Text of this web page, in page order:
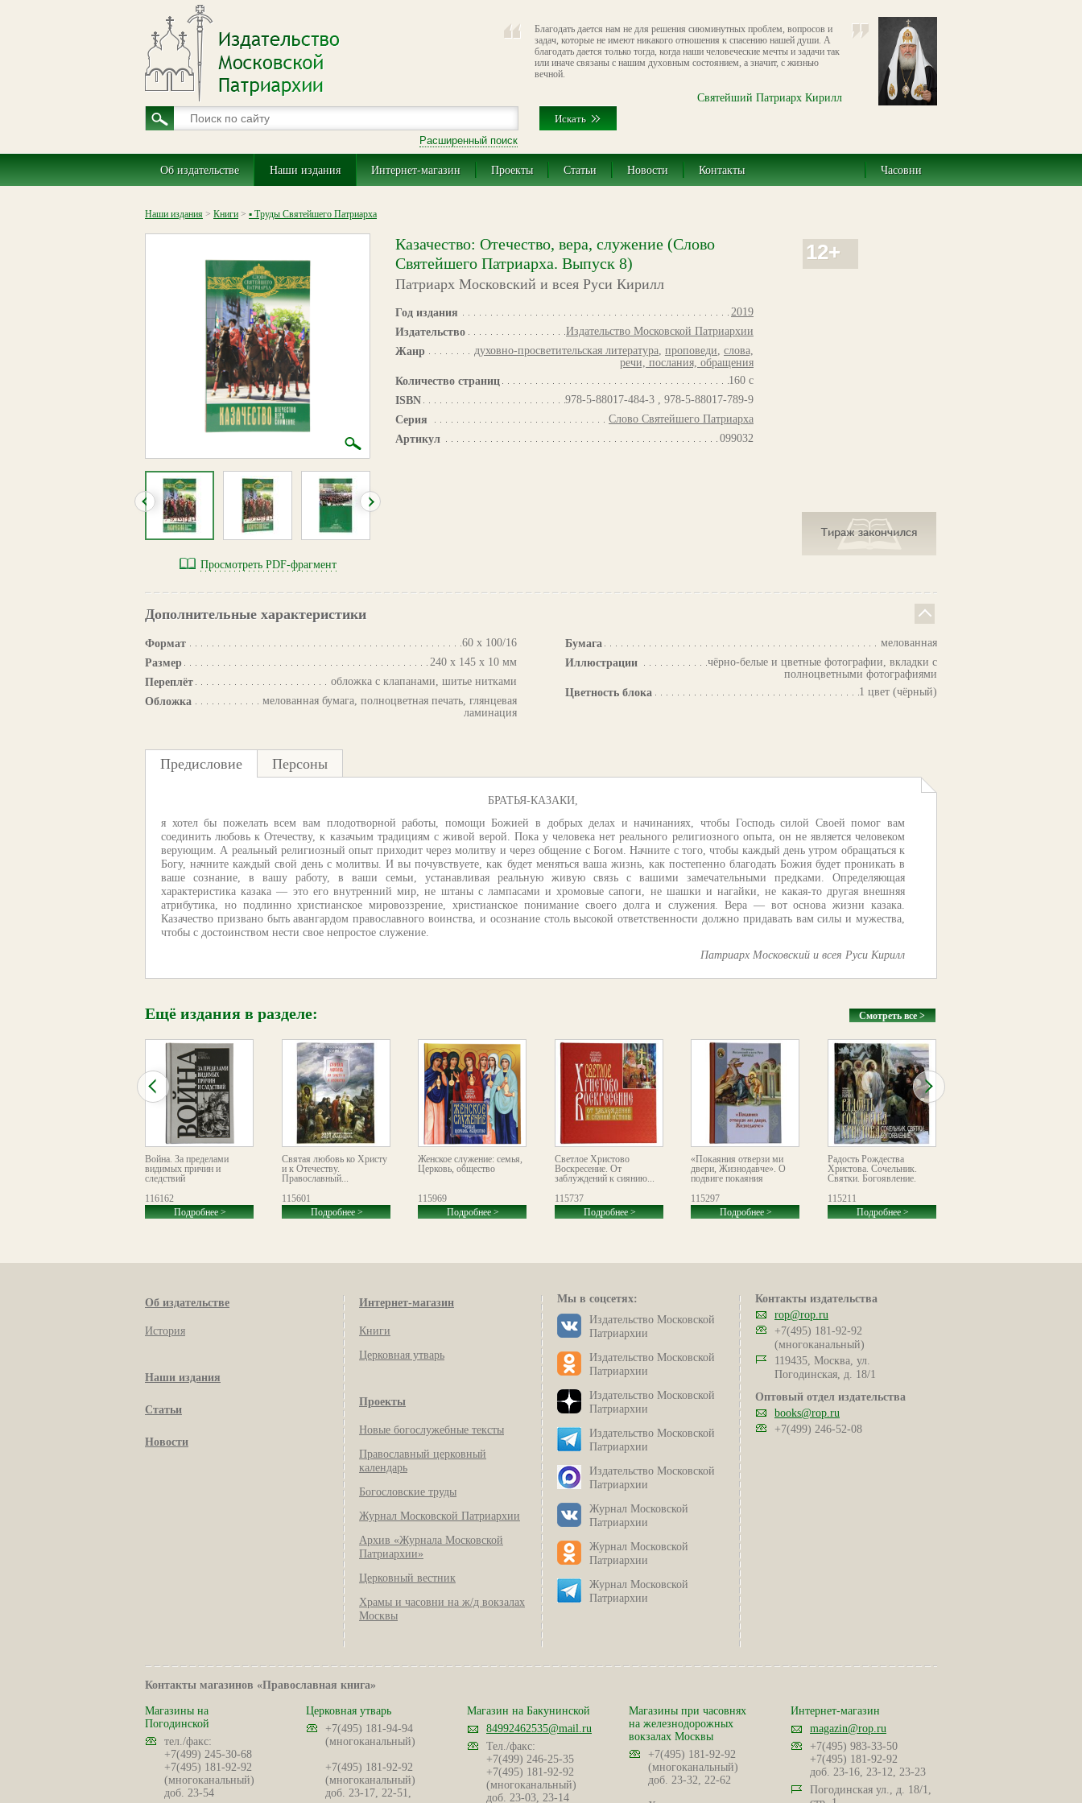
Благодать дается нам не для решения сиюминутных проблем, вопросов и
задач, которые не имеют никакого отношения к спасению нашей души. А
благодать дается только тогда, когда наши человеческие мечты и задачи так
или иначе связаны с нашим духовным состоянием, а значит, с жизнью
вечной.
Святейший Патриарх Кирилл
Расширенный поиск
Об издательстве Наши издания Интернет-магазин Проекты Статьи Новости Контакты Часовни
Наши издания > Книги > ▪ Труды Святейшего Патриарха
Просмотреть PDF-фрагмент
12+
Казачество: Отечество, вера, служение (Слово
Святейшего Патриарха. Выпуск 8)
Патриарх Московский и всея Руси Кирилл
Год издания
2019
Издательство
Издательство Московской Патриархии
Жанр
духовно-просветительская литература, проповеди, слова,
речи, послания, обращения
Количество страниц
160 с
ISBN
978-5-88017-484-3 , 978-5-88017-789-9
Серия
Слово Святейшего Патриарха
Артикул
099032
Дополнительные характеристики
Формат
60 х 100/16
Размер
240 х 145 х 10 мм
Переплёт
обложка с клапанами, шитье нитками
Обложка
мелованная бумага, полноцветная печать, глянцевая
ламинация
Бумага
мелованная
Иллюстрации
чёрно-белые и цветные фотографии, вкладки с
полноцветными фотографиями
Цветность блока
1 цвет (чёрный)
Предисловие Персоны
БРАТЬЯ-КАЗАКИ,
я хотел бы пожелать всем вам плодотворной работы, помощи Божией в добрых делах и начинаниях, чтобы Господь силой Своей помог вам
соединить любовь к Отечеству, к казачьим традициям с живой верой. Пока у человека нет реального религиозного опыта, он не является человеком
верующим. А реальный религиозный опыт приходит через молитву и через общение с Богом. Начните с того, чтобы каждый день утром обращаться к
Богу, начните каждый свой день с молитвы. И вы почувствуете, как будет меняться ваша жизнь, как постепенно благодать Божия будет проникать в
ваше сознание, в вашу работу, в ваши семьи, устанавливая реальную живую связь с вашими замечательными предками. Определяющая
характеристика казака — это его внутренний мир, не штаны с лампасами и хромовые сапоги, не шашки и нагайки, не какая-то другая внешняя
атрибутика, но подлинно христианское мировоззрение, христианское понимание своего долга и служения. Вера — вот основа жизни казака.
Казачество призвано быть авангардом православного воинства, и осознание столь высокой ответственности должно придавать вам силы и мужества,
чтобы с достоинством нести свое непростое служение.
Патриарх Московский и всея Руси Кирилл
Смотреть все >
Ещё издания в разделе:
Война. За пределами
видимых причин и
следствий
116162
Подробнее >
Святая любовь ко Христу
и к Отечеству.
Православный...
115601
Подробнее >
Женское служение: семья,
Церковь, общество
115969
Подробнее >
Светлое Христово
Воскресение. От
заблуждений к сиянию...
115737
Подробнее >
«Покаяния отверзи ми
двери, Жизнодавче». О
подвиге покаяния
115297
Подробнее >
Радость Рождества
Христова. Сочельник.
Святки. Богоявление.
115211
Подробнее >
Об издательстве
История
Наши издания
Статьи
Новости
Интернет-магазин
Книги
Церковная утварь
Проекты
Новые богослужебные тексты
Православный церковный
календарь
Богословские труды
Журнал Московской Патриархии
Архив «Журнала Московской
Патриархии»
Церковный вестник
Храмы и часовни на ж/д вокзалах
Москвы
Мы в соцсетях:
Издательство Московской
Патриархии
Издательство Московской
Патриархии
Издательство Московской
Патриархии
Издательство Московской
Патриархии
Издательство Московской
Патриархии
Журнал Московской
Патриархии
Журнал Московской
Патриархии
Журнал Московской
Патриархии
Контакты издательства
rop@rop.ru
+7(495) 181-92-92
(многоканальный)
119435, Москва, ул.
Погодинская, д. 18/1
Оптовый отдел издательства
books@rop.ru
+7(499) 246-52-08
Контакты магазинов «Православная книга»
Магазины на
Погодинской
тел./факс:
+7(499) 245-30-68
+7(495) 181-92-92
(многоканальный)
доб. 23-54
Церковная утварь
+7(495) 181-94-94
(многоканальный)
+7(495) 181-92-92
(многоканальный)
доб. 23-17, 22-51,
Магазин на Бакунинской
84992462535@mail.ru
Тел./факс:
+7(499) 246-25-35
+7(495) 181-92-92
(многоканальный)
доб. 23-03, 23-14
Магазины при часовнях
на железнодорожных
вокзалах Москвы
+7(495) 181-92-92
(многоканальный)
доб. 23-32, 22-62
Интернет-магазин
magazin@rop.ru
+7(495) 983-33-50
+7(495) 181-92-92
доб. 23-16, 23-12, 23-23
Погодинская ул., д. 18/1,